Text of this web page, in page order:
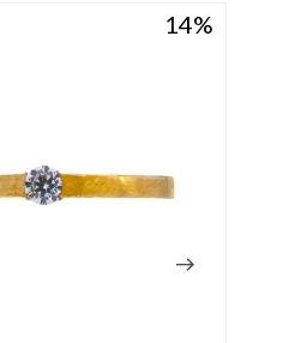
14
14